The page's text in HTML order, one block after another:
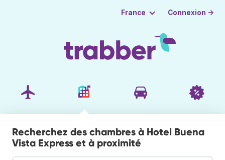
France Connexion →
Recherchez des chambres à Hotel Buena
Vista Express et à proximité